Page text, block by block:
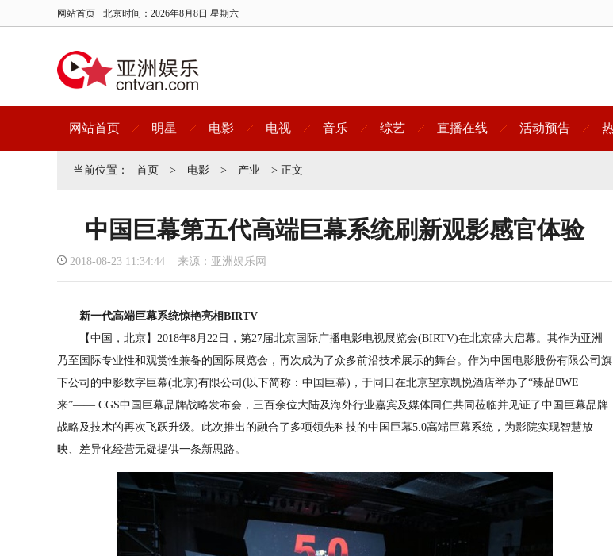
网站首页 北京时间： 2026年8月8日 星期六
网站首页 明星 电影 电视 音乐 综艺 直播在线 活动预告
当前位置： 首页 > 电影 > 产业 > 正文
中国巨幕第五代高端巨幕系统刷新观影感官体验
2018-08-23 11:34:44 来源：亚洲娱乐网
新一代高端巨幕系统惊艳亮相BIRTV
【中国，北京】2018年8月22日，第27届北京国际广播电影电视展览会(BIRTV)在北京盛大启幕。其作为亚洲
乃至国际专业性和观赏性兼备的国际展览会，再次成为了众多前沿技术展示的舞台。作为中国电影股份有限公司旗
下公司的中影数字巨幕(北京)有限公司(以下简称：中国巨幕)，于同日在北京望京凯悦酒店举办了“臻品WE
来”—— CGS中国巨幕品牌战略发布会，三百余位大陆及海外行业嘉宾及媒体同仁共同莅临并见证了中国巨幕品牌
战略及技术的再次飞跃升级。此次推出的融合了多项领先科技的中国巨幕5.0高端巨幕系统，为影院实现智慧放
映、差异化经营无疑提供一条新思路。